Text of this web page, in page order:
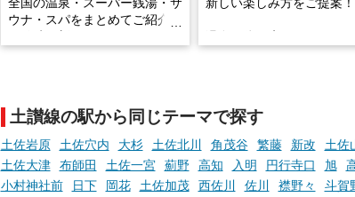
ウナ・スパをまとめてご紹介！
います。
現地取材記事もあわせて紹介し
ていますので、気になる施設は
ぜひチェックして次のおでかけ
先の参考にしてみてください
手相やタロットなど気軽に
める占いで、“ととのう”お
時間を、もっと特別に。
土讃線の駅から同じテーマで探す
土佐岩原 土佐穴内 大杉 土佐北川 角茂谷 繁藤 新改 土佐
土佐大津
布師田 土佐一宮 薊野 高知 入明 円行寺口 旭
小村神社前
日下 岡花 土佐加茂 西佐川 佐川 襟野々 斗賀